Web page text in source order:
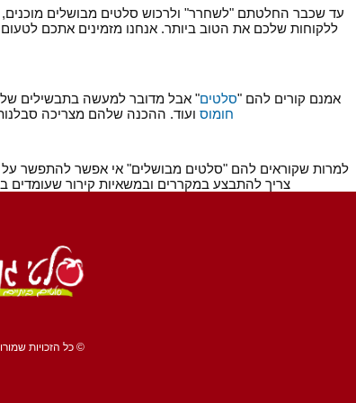
עד שכבר החלטתם "לשחרר" ולרכוש סלטים מבושלים מוכנים,
ללקוחות שלכם את הטוב ביותר. אנחנו מזמינים אתכם
אמנם קורים להם "סלטים" אבל מדובר למעשה בתבשילים של
חומוס ועוד. ההכנה שלהם מצריכה
למרות שקוראים להם "סלטים מבושלים" אי אפשר להתפשר על
צריך להתבצע במקררים ובמשאיות קירור
© כל הזכויות